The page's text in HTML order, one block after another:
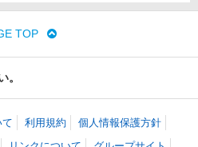
TOP
。
利用規約
個人情報保護方針